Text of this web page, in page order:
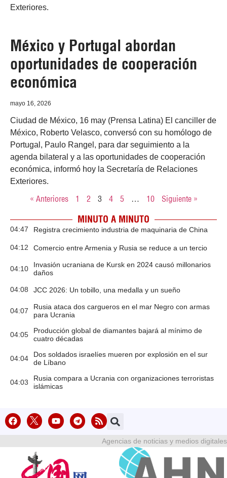
Exteriores.
México y Portugal abordan
oportunidades de cooperación
económica
mayo 16, 2026
Ciudad de México, 16 may (Prensa Latina) El canciller de
México, Roberto Velasco, conversó con su homólogo de
Portugal, Paulo Rangel, para dar seguimiento a la
agenda bilateral y a las oportunidades de cooperación
económica, informó hoy la Secretaría de Relaciones
Exteriores.
« Anteriores 1 2 3 4 5 … 10 Siguiente »
MINUTO A MINUTO
04:47 Registra crecimiento industria de maquinaria de China
04:12 Comercio entre Armenia y Rusia se reduce a un tercio
04:10
Invasión ucraniana de Kursk en 2024 causó millonarios
daños
04:08 JCC 2026: Un tobillo, una medalla y un sueño
04:07
Rusia ataca dos cargueros en el mar Negro con armas
para Ucrania
04:05
Producción global de diamantes bajará al mínimo de
cuatro décadas
04:04
Dos soldados israelíes mueren por explosión en el sur
de Líbano
04:03
Rusia compara a Ucrania con organizaciones terroristas
islámicas
Agencias de noticias y medios digitales